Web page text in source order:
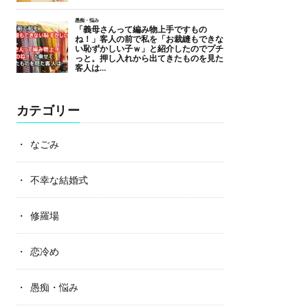
カテゴリー
なごみ
不幸な結婚式
修羅場
恋冷め
愚痴・悩み